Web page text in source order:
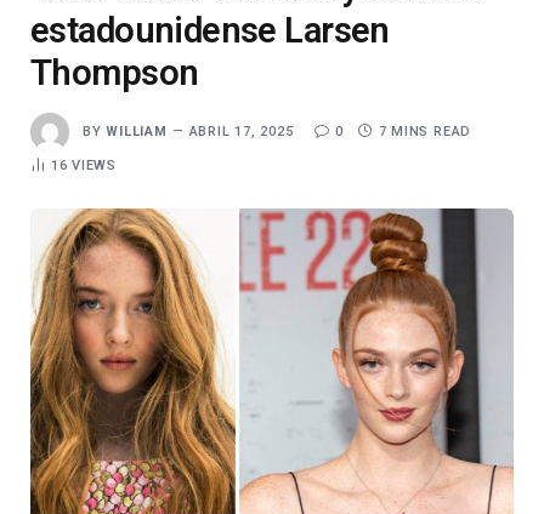
estadounidense Larsen
Thompson
BY WILLIAM ABRIL 17, 2025 0 7 MINS READ
16VIEWS